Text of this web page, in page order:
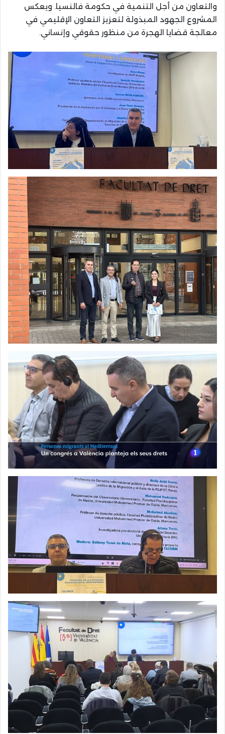
والتعاون من أجل التنمية في حكومة فالنسيا. ويعكس
المشروع الجهود المبذولة لتعزيز التعاون الإقليمي في
معالجة قضايا الهجرة من منظور حقوقي وإنساني.